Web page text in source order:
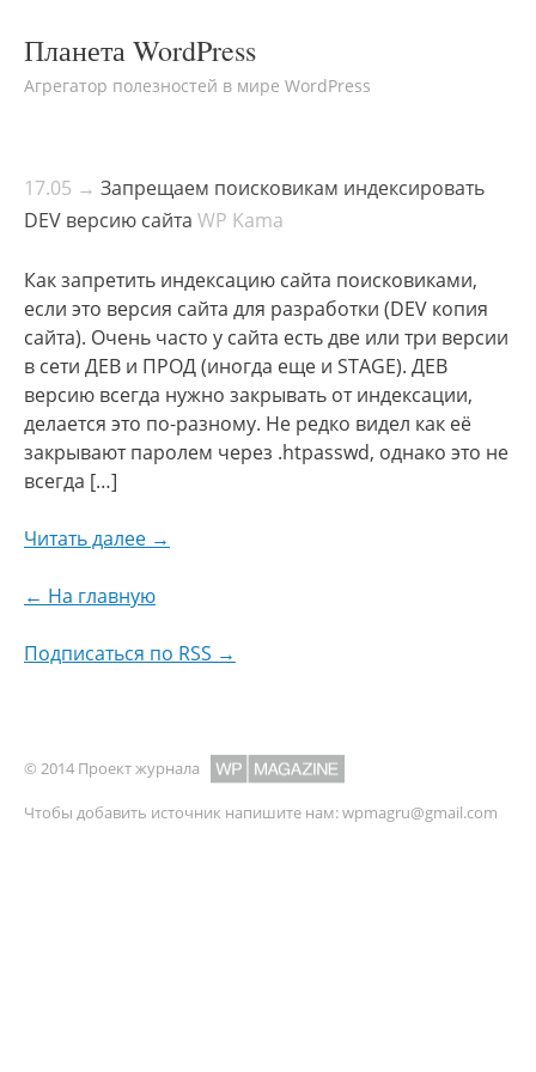
Планета WordPress
Агрегатор полезностей в мире WordPress
17.05 → Запрещаем поисковикам индексировать
DEV версию сайта WP Kama
Как запретить индексацию сайта поисковиками,
если это версия сайта для разработки (DEV копия
сайта). Очень часто у сайта есть две или три версии
в сети ДЕВ и ПРОД (иногда еще и STAGE). ДЕВ
версию всегда нужно закрывать от индексации,
делается это по-разному. Не редко видел как её
закрывают паролем через .htpasswd, однако это не
всегда […]
Читать далее →
← На главную
Подписаться по RSS →
© 2014 Проект журнала
Чтобы добавить источник напишите нам:wpmagru@gmail.com